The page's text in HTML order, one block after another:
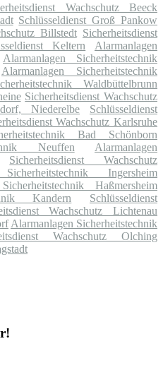
Wachschutz Beeck
Schlüsseldienst Groß Pankow
Billstedt Sicherheitsdienst
Keltern
Alarmanlagen
Alarmanlagen Sicherheitstechnik
Alarmanlagen Sicherheitstechnik
Waldbüttelbrunn
Sicherheitsdienst Wachschutz
Niederelbe
Schlüsseldienst
Wachschutz Karlsruhe
Bad Schönborn
Neuffen
Alarmanlagen
Sicherheitsdienst Wachschutz
Ingersheim
Haßmersheim
Kandern
Schlüsseldienst
Wachschutz Lichtenau
Alarmanlagen Sicherheitstechnik
Wachschutz Olching